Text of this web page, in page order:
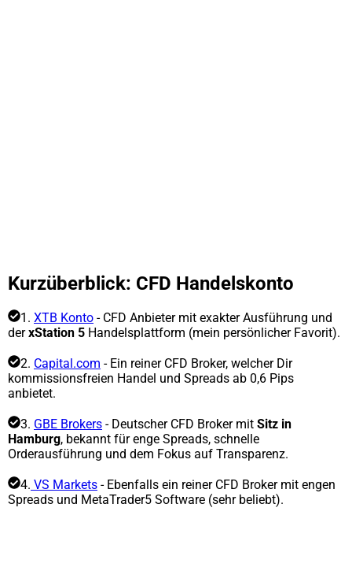
Kurzüberblick: CFD Handelskonto
1. XTB Konto - CFD Anbieter mit exakter Ausführung und
derxStation 5 Handelsplattform (mein persönlicher Favorit).
2. Capital.com - Ein reiner CFD Broker, welcher Dir
kommissionsfreien Handel und Spreads ab 0,6 Pips
anbietet.
3. GBE Brokers - Deutscher CFD Broker mit Sitz in
Hamburg, bekannt für enge Spreads, schnelle
Orderausführung und dem Fokus auf Transparenz.
4. VS Markets - Ebenfalls ein reiner CFD Broker mit engen
Spreads und MetaTrader5 Software (sehr beliebt).